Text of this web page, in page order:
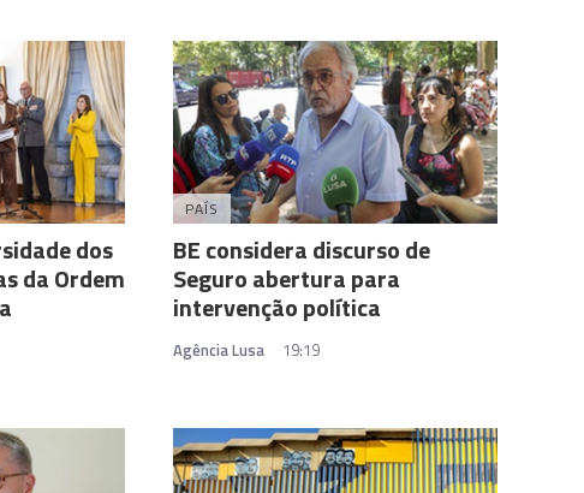
dos
da Ordem
PAÍS
BE considera discurso de
Seguro abertura para
intervenção política
Agência Lusa 19:19